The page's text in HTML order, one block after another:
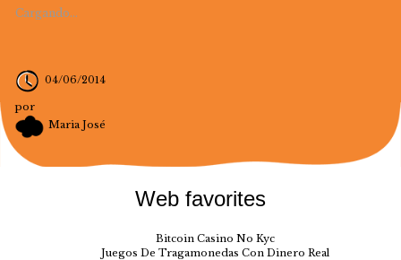
Cargando...
04/06/2014
por
Maria José
Web favorites
Bitcoin Casino No Kyc
Juegos De Tragamonedas Con Dinero Real